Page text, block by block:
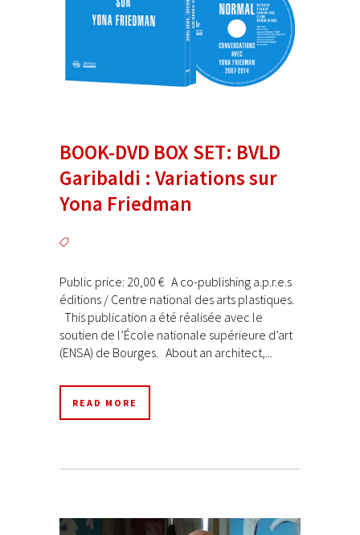
BOOK-DVD BOX SET: BVLD
Garibaldi : Variations sur
Yona Friedman
Public price: 20,00 € A co-publishing a.p.r.e.s
éditions / Centre national des arts plastiques.
This publication a été réalisée avec le
soutien de l’École nationale supérieure d’art
(ENSA) de Bourges. About an architect,...
READ MORE